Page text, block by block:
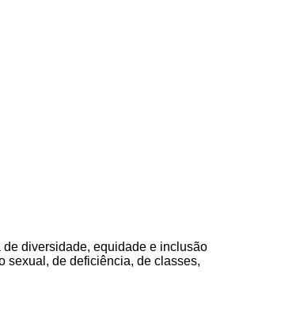
diversidade, equidade e inclusão
sexual, de deficiência, de classes,